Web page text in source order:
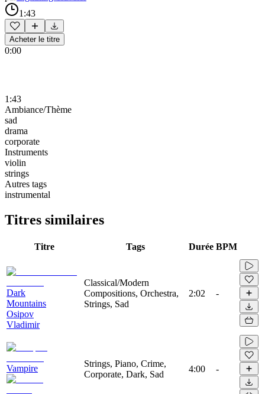
1:43
Acheter le titre
0:00
1:43
Ambiance/Thème
sad
drama
corporate
Instruments
violin
strings
Autres tags
instrumental
Titres similaires
Titre Tags Durée BPM
Dark
Mountains
Osipov
Vladimir
Classical/Modern
Compositions, Orchestra,
Strings, Sad
2:02 -
Vampire
Strings, Piano, Crime,
Corporate, Dark, Sad
4:00 -